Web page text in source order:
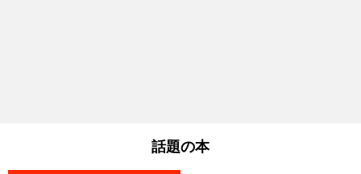
話題の本